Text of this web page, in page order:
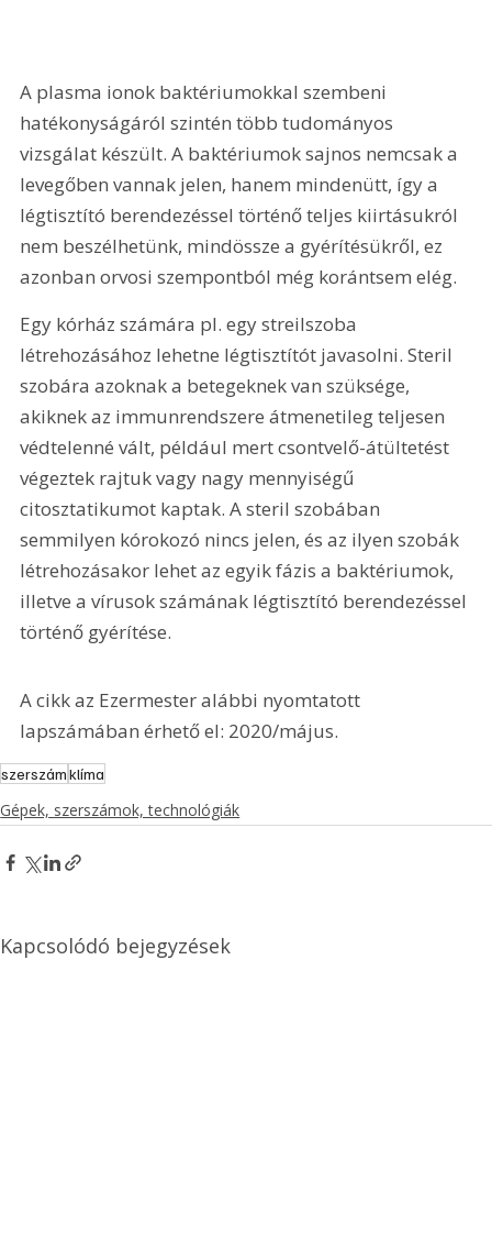
A plasma ionok baktériumokkal szembeni
hatékonyságáról szintén több tudományos
vizsgálat készült. A baktériumok sajnos nemcsak a
levegőben vannak jelen, hanem mindenütt, így a
légtisztító berendezéssel történő teljes kiirtásukról
nem beszélhetünk, mindössze a gyérítésükről, ez
azonban orvosi szempontból még korántsem elég.
Egy kórház számára pl. egy streilszoba
létrehozásához lehetne légtisztítót javasolni. Steril
szobára azoknak a betegeknek van szüksége,
akiknek az immunrendszere átmenetileg teljesen
védtelenné vált, például mert csontvelő-átültetést
végeztek rajtuk vagy nagy mennyiségű
citosztatikumot kaptak. A steril szobában
semmilyen kórokozó nincs jelen, és az ilyen szobák
létrehozásakor lehet az egyik fázis a baktériumok,
illetve a vírusok számának légtisztító berendezéssel
történő gyérítése.
A cikk az Ezermester alábbi nyomtatott
lapszámában érhető el: 2020/május.
szerszámklíma
Gépek, szerszámok, technológiák
Kapcsolódó bejegyzések